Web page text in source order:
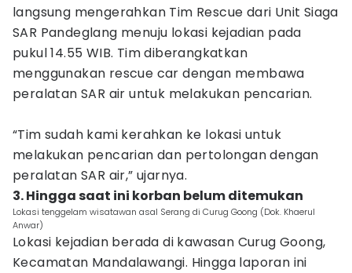
langsung mengerahkan Tim Rescue dari Unit Siaga
SAR Pandeglang menuju lokasi kejadian pada
pukul 14.55 WIB. Tim diberangkatkan
menggunakan rescue car dengan membawa
peralatan SAR air untuk melakukan pencarian.
“Tim sudah kami kerahkan ke lokasi untuk
melakukan pencarian dan pertolongan dengan
peralatan SAR air,” ujarnya.
3. Hingga saat ini korban belum ditemukan
Lokasi tenggelam wisatawan asal Serang di Curug Goong (Dok. Khaerul
Anwar)
Lokasi kejadian berada di kawasan Curug Goong,
Kecamatan Mandalawangi. Hingga laporan ini